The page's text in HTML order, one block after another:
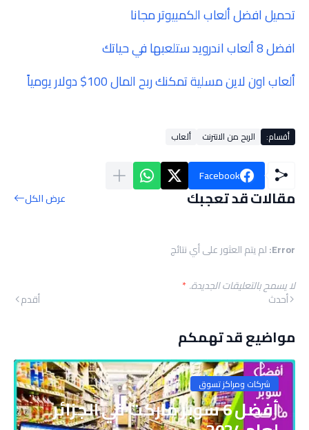
تحميل افضل ألعاب الكمبيوتر مجانا
افضل 8 ألعاب اندرويد ستلعبها في حياتك
ألعاب اون لاين مسلية تمكنك ربح المال 100$ دولار يومياً
أقسام: الربح من الانترنت ألعاب
Facebook
مقالات قد تعجبك عرض الكل
Error: لم يتم العثور على أي نتائج
لا يسمح بالتعليقات الجديدة.*
أحدث أقدم
مواضيع قد تهمكم
شركات ومراكز تسوق
أفضل 6 سوبر ماركت في الجزائر